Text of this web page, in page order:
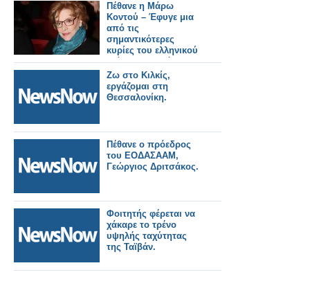
Πέθανε η Μάρω
Κοντού – Έφυγε μια
από τις
σημαντικότερες
κυρίες του ελληνικού
θεάτρου, τηλεόρασης
και κινηματογράφου
Ζω στο Κιλκίς,
εργάζομαι στη
Θεσσαλονίκη.
Πέθανε ο πρόεδρος
του ΕΟΔΑΣΑΑΜ,
Γεώργιος Δριτσάκος.
Φοιτητής φέρεται να
χάκαρε το τρένο
υψηλής ταχύτητας
της Ταϊβάν.